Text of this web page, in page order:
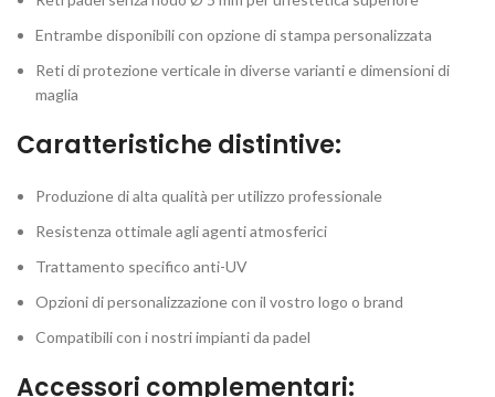
Entrambe disponibili con opzione di stampa personalizzata
Reti di protezione verticale in diverse varianti e dimensioni di
maglia
Caratteristiche distintive:
Produzione di alta qualità per utilizzo professionale
Resistenza ottimale agli agenti atmosferici
Trattamento specifico anti-UV
Opzioni di personalizzazione con il vostro logo o brand
Compatibili con i nostri impianti da padel
Accessori complementari: